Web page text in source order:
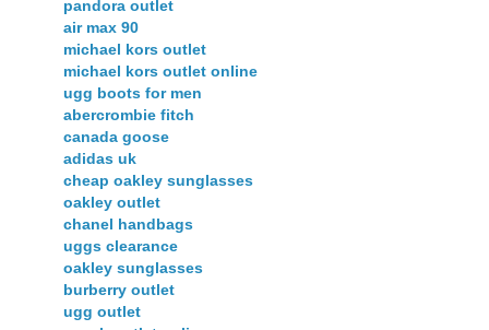
pandora outlet
air max 90
michael kors outlet
michael kors outlet online
ugg boots for men
abercrombie fitch
canada goose
adidas uk
cheap oakley sunglasses
oakley outlet
chanel handbags
uggs clearance
oakley sunglasses
burberry outlet
ugg outlet